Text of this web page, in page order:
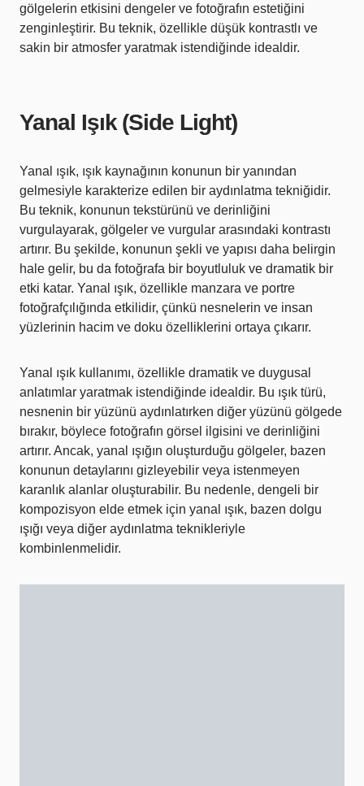
gölgelerin etkisini dengeler ve fotoğrafın estetiğini
zenginleştirir. Bu teknik, özellikle düşük kontrastlı ve
sakin bir atmosfer yaratmak istendiğinde idealdir.
Yanal Işık (Side Light)
Yanal ışık, ışık kaynağının konunun bir yanından
gelmesiyle karakterize edilen bir aydınlatma tekniğidir.
Bu teknik, konunun tekstürünü ve derinliğini
vurgulayarak, gölgeler ve vurgular arasındaki kontrastı
artırır. Bu şekilde, konunun şekli ve yapısı daha belirgin
hale gelir, bu da fotoğrafa bir boyutluluk ve dramatik bir
etki katar. Yanal ışık, özellikle manzara ve portre
fotoğrafçılığında etkilidir, çünkü nesnelerin ve insan
yüzlerinin hacim ve doku özelliklerini ortaya çıkarır.
Yanal ışık kullanımı, özellikle dramatik ve duygusal
anlatımlar yaratmak istendiğinde idealdir. Bu ışık türü,
nesnenin bir yüzünü aydınlatırken diğer yüzünü gölgede
bırakır, böylece fotoğrafın görsel ilgisini ve derinliğini
artırır. Ancak, yanal ışığın oluşturduğu gölgeler, bazen
konunun detaylarını gizleyebilir veya istenmeyen
karanlık alanlar oluşturabilir. Bu nedenle, dengeli bir
kompozisyon elde etmek için yanal ışık, bazen dolgu
ışığı veya diğer aydınlatma teknikleriyle
kombinlenmelidir.